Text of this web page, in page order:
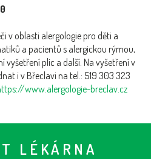
v oblasti alergologie pro děti a
a pacientů s alergickou rýmou,
vyšetření plic a další. Na vyšetření v
i v Břeclavi na tel.: 519 303 323
www.alergologie-breclav.cz
LÉKÁRNA